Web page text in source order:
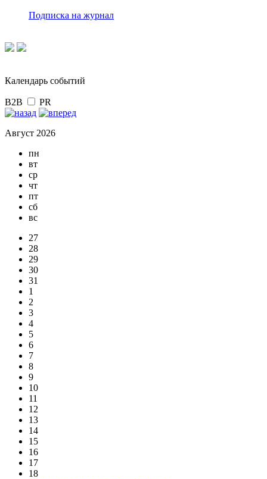
Подписка на журнал
Календарь событий
B2B PR
Август 2026
пн
вт
ср
чт
пт
сб
вс
27
28
29
30
31
1
2
3
4
5
6
7
8
9
10
11
12
13
14
15
16
17
18